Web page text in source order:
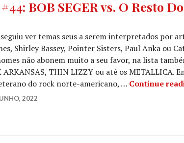
BOB SEGER vs. O Resto Do
ver temas seus a serem interpretados por
Shirley Bassey, Pointer Sisters, Paul Anka ou
não abonem muito a seu favor, na lista
ARKANSAS, THIN LIZZY ou até os METALLICA.
do rock norte-americano, … Continue
2022